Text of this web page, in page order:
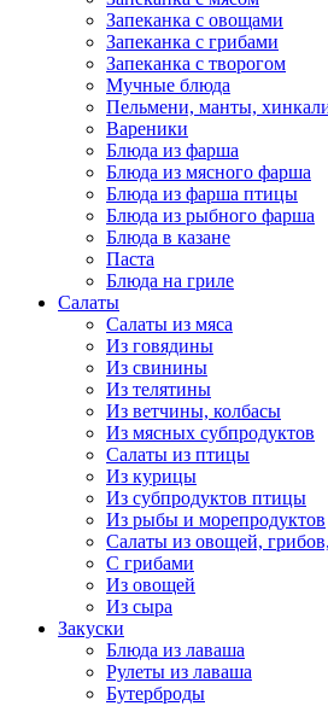
Запеканка с овощами
Запеканка с грибами
Запеканка с творогом
Мучные блюда
Пельмени, манты,
Вареники
Блюда из фарша
Блюда из мясного фарша
Блюда из фарша птицы
Блюда из рыбного фарша
Блюда в казане
Паста
Блюда на гриле
Салаты
Салаты из мяса
Из говядины
Из свинины
Из телятины
Из ветчины, колбасы
Из мясных субпродуктов
Салаты из птицы
Из курицы
Из субпродуктов птицы
Из рыбы и морепродуктов
Салаты из овощей,
С грибами
Из овощей
Из сыра
Закуски
Блюда из лаваша
Рулеты из лаваша
Бутерброды